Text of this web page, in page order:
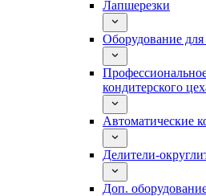
Лапшерезки
Оборудование
кондитерского
Автоматические
Делители-
Доп.